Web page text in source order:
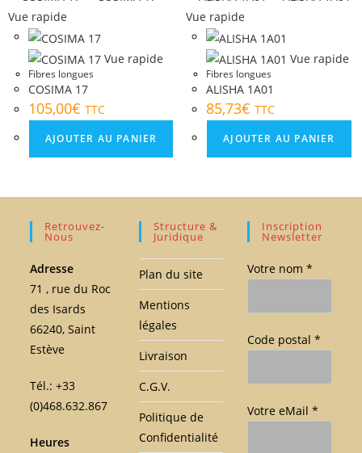
Vue rapide
Vue rapide
Fibres longues
COSIMA 17
105,00€ TTC
AJOUTER AU PANIER
Vue rapide
Vue rapide
Fibres longues
ALISHA 1A01
85,73€ TTC
AJOUTER AU PANIER
Retrouvez-
Nous
Adresse
71 , rue du Roc
des Isards
66240, Saint
Estève
Tél.: +33
(0)468.632.867
Heures
Structure &
Juridique
Plan du site
Mentions
légales
Livraison
C.G.V.
Politique de
Confidentialité
Inscription
Newsletter
Votre nom *
Code postal *
Votre eMail *